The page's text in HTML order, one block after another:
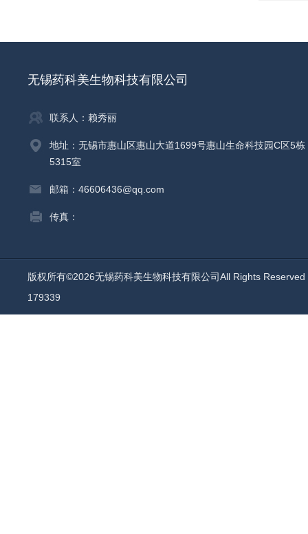
无锡药科美生物科技有限公司
联系人：赖秀丽
地址：无锡市惠山区惠山大道1699号惠山生命科技园C区5栋
5315室
邮箱：46606436@qq.com
传真：
版权所有©2026无锡药科美生物科技有限公司All Rights
179339